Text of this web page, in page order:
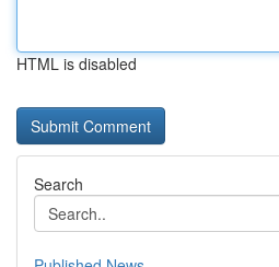
HTML is disabled
Search